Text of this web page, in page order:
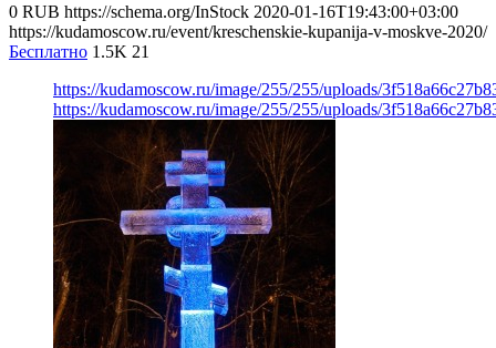
0 RUB https://schema.org/InStock 2020-01-16T19:43:00+03:00
https://kudamoscow.ru/event/kreschenskie-kupanija-v-moskve-2020/
Бесплатно 1.5K 21
https://kudamoscow.ru/image/255/255/uploads/
https://kudamoscow.ru/image/255/255/uploads/